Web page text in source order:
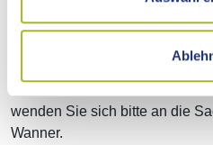
"Betreuungsrecht". Sie enthält
Erstellung einer Vollmacht
wenden Sie sich bitte an die
Wanner.